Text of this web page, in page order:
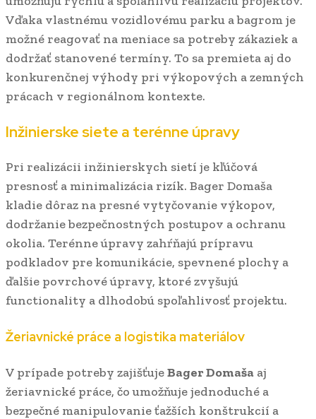
Vďaka vlastnému vozidlovému parku a bagrom je
možné reagovať na meniace sa potreby zákaziek a
dodržať stanovené termíny. To sa premieta aj do
konkurenčnej výhody pri výkopových a zemných
prácach v regionálnom kontexte.
Inžinierske siete a terénne úpravy
Pri realizácii inžinierskych sietí je kľúčová
presnosť a minimalizácia rizík. Bager Domaša
kladie dôraz na presné vytyčovanie výkopov,
dodržanie bezpečnostných postupov a ochranu
okolia. Terénne úpravy zahŕňajú prípravu
podkladov pre komunikácie, spevnené plochy a
ďalšie povrchové úpravy, ktoré zvyšujú
functionality a dlhodobú spoľahlivosť projektu.
Žeriavnické práce a logistika materiálov
V prípade potreby zajišťujeBager Domaša aj
žeriavnické práce, čo umožňuje jednoduché a
bezpečné manipulovanie ťažších konštrukcií a